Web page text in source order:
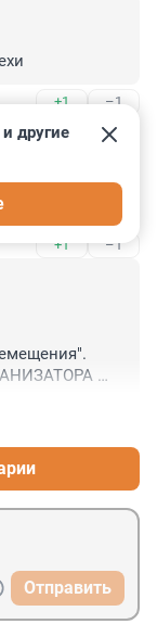
+1 –1
звучание -
+1 –1
другие
Отправить